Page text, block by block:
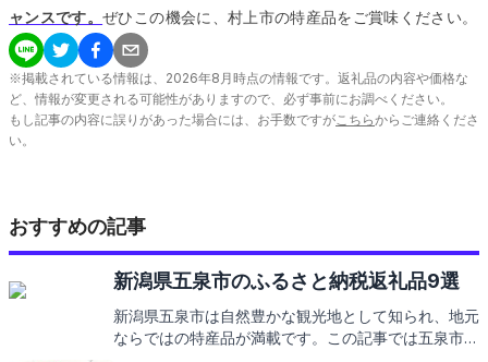
ャンスです。ぜひこの機会に、村上市の特産品をご賞味ください。
※掲載されている情報は、 2026年8 月時点の情報です。返礼品の内容や価格な
ど、情報が変更される可能性がありますので、必ず事前にお調べください。
もし記事の内容に誤りがあった場合には、お手数ですがこちらからご連絡くださ
い。
おすすめの記事
新潟県五泉市のふるさと納税返礼品9選
新潟県五泉市は自然豊かな観光地として知られ、地元
ならではの特産品が満載です。この記事では五泉市の